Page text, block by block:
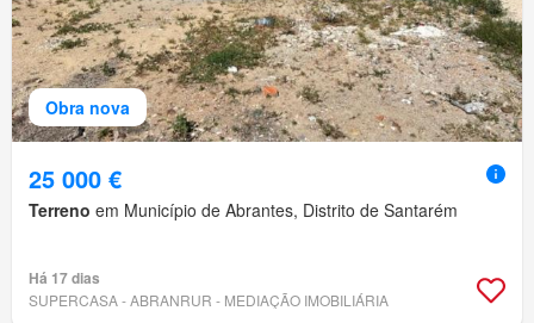
Obra nova
25 000 €
Terreno em Município de Abrantes, Distrito de Santarém
Há 17 dias
SUPERCASA - ABRANRUR - MEDIAÇÃO IMOBILIÁRIA